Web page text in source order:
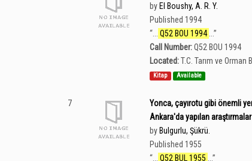
by El Boushy, A. R. Y.
Published 1994
“
Q52 BOU 1994
”
Call Number:Q52 BOU 1994
Located:T.C. Tarım ve Orman
Kitap Available
7
Yonca, çayırotu gibi önemli
Ankara'da yapılan
by Bulgurlu, Şükrü.
Published 1955
“
Q52 BUL 1955
”